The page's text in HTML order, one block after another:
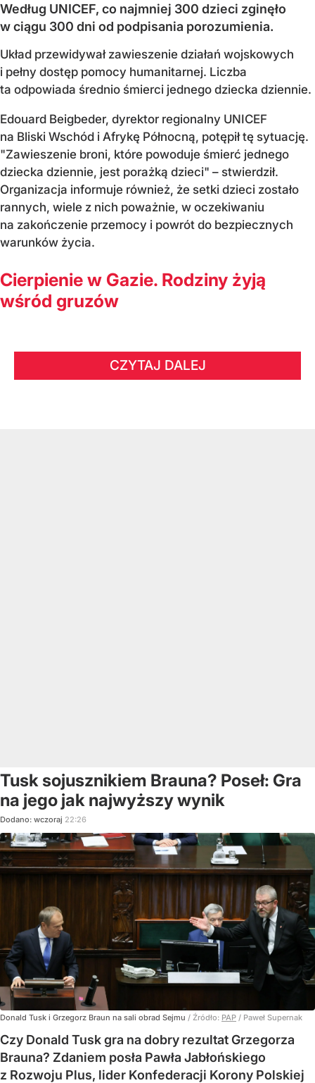
Według UNICEF, co najmniej 300 dzieci zginęło
w ciągu 300 dni od podpisania porozumienia.
Układ przewidywał zawieszenie działań wojskowych
i pełny dostęp pomocy humanitarnej. Liczba
ta odpowiada średnio śmierci jednego dziecka dziennie.
Edouard Beigbeder, dyrektor regionalny UNICEF
na Bliski Wschód i Afrykę Północną, potępił tę sytuację.
"Zawieszenie broni, które powoduje śmierć jednego
dziecka dziennie, jest porażką dzieci" – stwierdził.
Organizacja informuje również, że setki dzieci zostało
rannych, wiele z nich poważnie, w oczekiwaniu
na zakończenie przemocy i powrót do bezpiecznych
warunków życia.
Cierpienie w Gazie. Rodziny żyją
wśród gruzów
CZYTAJ DALEJ
Tusk sojusznikiem Brauna? Poseł: Gra
na jego jak najwyższy wynik
Dodano: wczoraj 22:26
Donald Tusk i Grzegorz Braun na sali obrad Sejmu / Źródło: PAP / Paweł Supernak
Czy Donald Tusk gra na dobry rezultat Grzegorza
Brauna? Zdaniem posła Pawła Jabłońskiego
z Rozwoju Plus, lider Konfederacji Korony Polskiej